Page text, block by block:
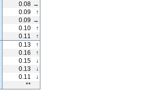
0.08 →
0.09
↑
0.09 →
0.10
↑
0.11
↑
0.13
↑
0.16
↑
0.15
↓
0.13
↓
0.11
↓
**